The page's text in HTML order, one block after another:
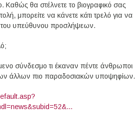
Καθώς θα στέλνετε το βιογραφικό σας
μπορείτε να κάνετε κάτι τρελό για να
του υπεύθυνου προσλήψεων.
σύνδεσμο τι έκαναν πέντε άνθρωποι
άλλων πιο παραδοσιακών υποψηφίων.